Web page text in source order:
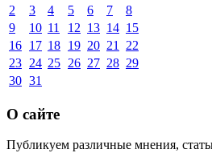
2 3 4 5 6 7
8
9
10 11 12 13 14 15
16 17 18 19 20 21
22
23 24 25 26 27 28 29
30 31
О сайте
Публикуем различные мнения,